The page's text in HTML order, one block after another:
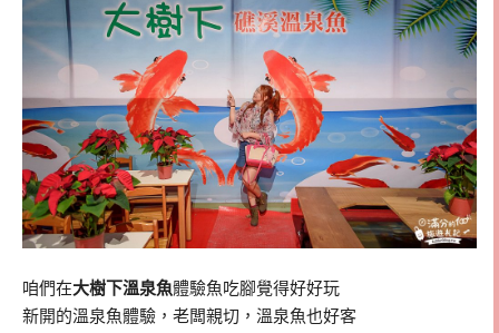
咱們在大樹下溫泉魚體驗魚吃腳覺得好好玩
新開的溫泉魚體驗，老闆親切，溫泉魚也好客